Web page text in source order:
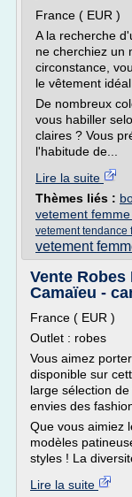
France ( EUR )
A la recherche
ne cherchiez un
circonstance,
le vêtement
De nombreux
vous habiller
claires ? Vous
l'habitude de...
Lire la suite
Thèmes liés :
vetement
vetement tendance
vetement
Vente
Camaïeu -
France ( EUR )
Outlet : robes
Vous aimez
disponible sur
large sélection
envies des
Que vous aimiez
modèles
styles ! La
Lire la suite